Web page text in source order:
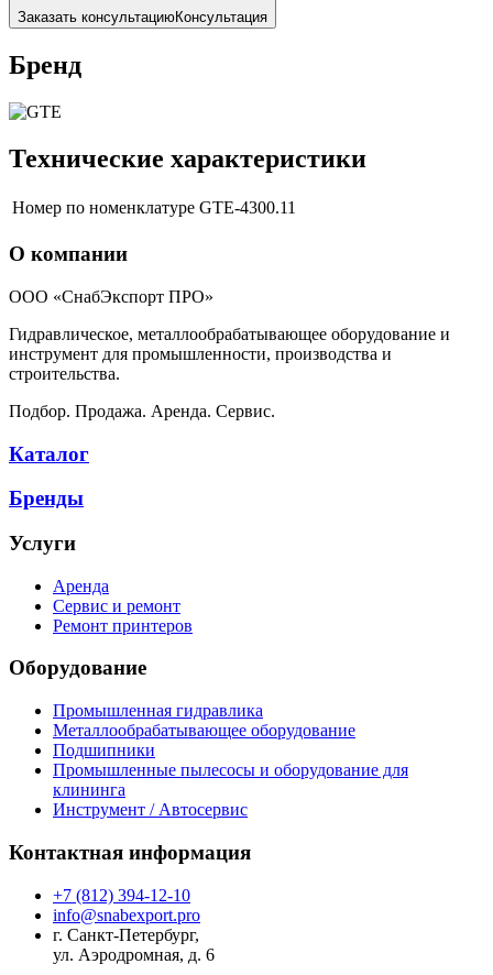
Заказать консультациюКонсультация
Бренд
Технические характеристики
Номер по номенклатуре GTE-4300.11
О компании
ООО «СнабЭкспорт ПРО»
Гидравлическое, металлообрабатывающее оборудование и
инструмент для промышленности, производства и
строительства.
Подбор. Продажа. Аренда. Сервис.
Каталог
Бренды
Услуги
Аренда
Сервис и ремонт
Ремонт принтеров
Оборудование
Промышленная гидравлика
Металлообрабатывающее оборудование
Подшипники
Промышленные пылесосы и оборудование для
клининга
Инструмент / Автосервис
Контактная информация
+7 (812) 394-12-10
info@snabexport.pro
г. Санкт-Петербург,
ул. Аэродромная, д. 6